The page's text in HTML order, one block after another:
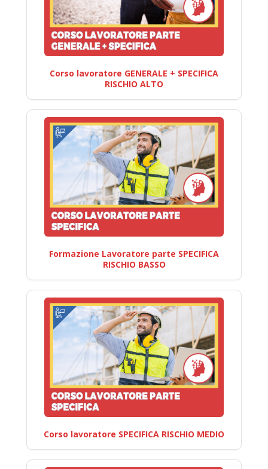
Corso lavoratore GENERALE + SPECIFICA
RISCHIO ALTO
Formazione Lavoratore parte SPECIFICA
RISCHIO BASSO
Corso lavoratore SPECIFICA RISCHIO MEDIO